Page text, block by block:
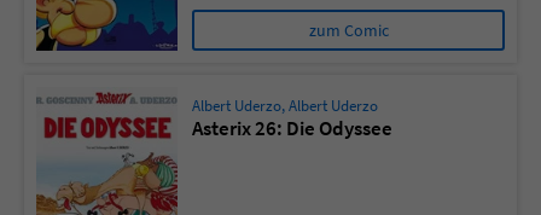
zum Comic
Albert Uderzo,Albert Uderzo
Asterix 26: Die Odyssee